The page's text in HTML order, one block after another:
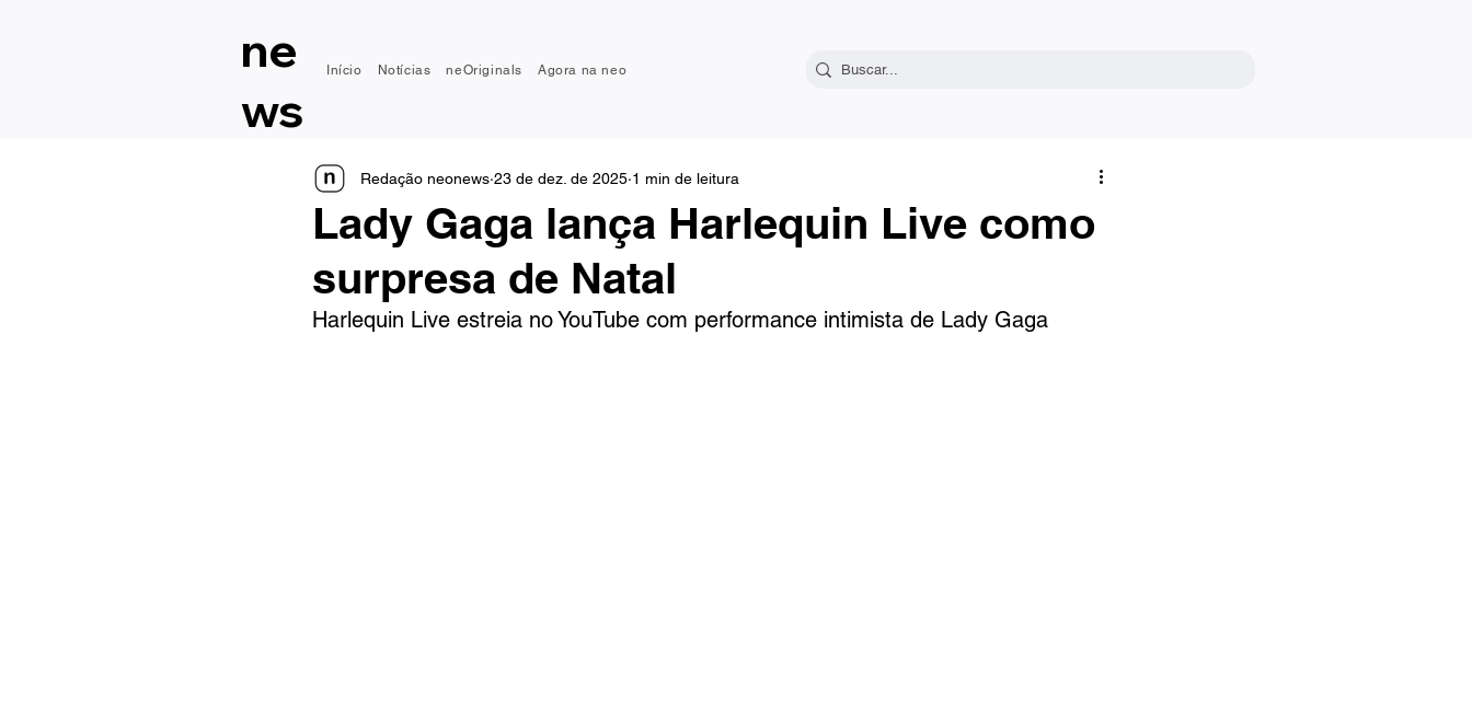
ne
ws
Início Notícias neOriginals Agora na neo
Lady Gaga lança Harlequin Live como
surpresa de Natal
Redação neonews 23 de dez. de 2025 1 min de leitura
Harlequin Live estreia no YouTube com performance intimista de Lady Gaga